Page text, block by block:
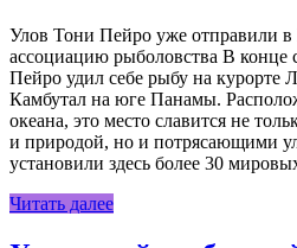
Улов Тони Пейро уже отправили
ассоциацию рыболовства В конце
Пейро удил себе рыбу на курорте
Камбутал на юге Панамы.
океана, это место славится не
и природой, но и потрясающими
установили здесь более 30
Читать далее